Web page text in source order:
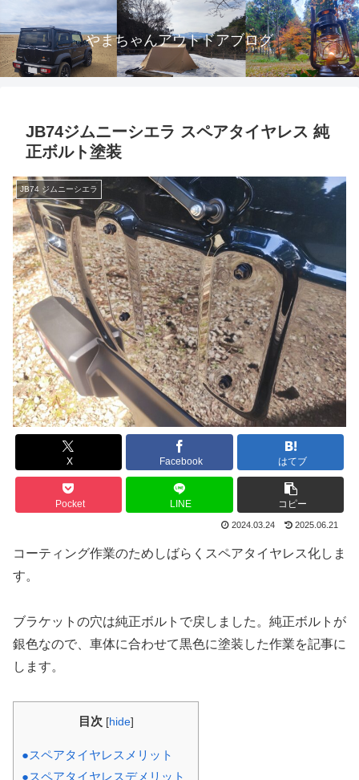
やまちゃんアウトドアブログ
JB74ジムニーシエラ スペアタイヤレス 純
正ボルト塗装
JB74 ジムニーシエラ
X Facebook はてブ
Pocket LINE コピー
2024.03.24 2025.06.21
コーティング作業のためしばらくスペアタイヤレス化しま
す。
ブラケットの穴は純正ボルトで戻しました。純正ボルトが
銀色なので、車体に合わせて黒色に塗装した作業を記事に
します。
目次 [hide]
●スペアタイヤレスメリット
●スペアタイヤレスデメリット